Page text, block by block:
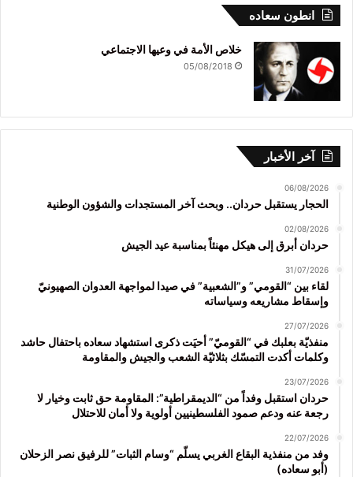
انطون سعاده
خلاص الأمة في وعيها الاجتماعي
05/08/2018
آخر الأخبار
06/08/2026
الحجار يستقبل حردان.. وبحث آخر المستجدات والشؤون الوطنية
02/08/2026
حردان أبرق إلى هيكل مهنئاً بمناسبة عيد الجيش
31/07/2026
لقاء بين “القومي” و”الشعبية” في صيدا لمواجهة العدوان الصهيونيّ
وإسقاط مشاريعه وسياساته
27/07/2026
منفذيّة بعلبك في “القوميّ” أحيَت ذكرى استشهاد سعاده باحتفال حاشد
وكلمات أكدت التمسّك بثلاثيّة الشعب والجيش والمقاومة
23/07/2026
حردان استقبل وفداً من “الديمقراطية”: المقاومة حق ثابت وخيار لا
رجعة عنه ودعم صمود الفلسطينيين أولوية ولا أمان للاحتلال
22/07/2026
وفد من منفذية البقاع الغربي يسلّم “وسام الثبات” للرفيق نصر الزحلان
(أبو سعاده)